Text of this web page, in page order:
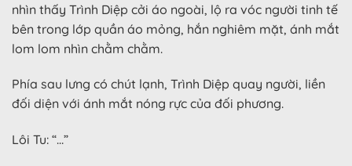
nhìn thấy Trình Diệp cởi áo ngoài, lộ ra vóc người tinh tế
bên trong lớp quần áo mỏng, hắn nghiêm mặt, ánh mắt
lom lom nhìn chằm chằm.
Phía sau lưng có chút lạnh, Trình Diệp quay người, liền
đối diện với ánh mắt nóng rực của đối phương.
Lôi Tu: “…”